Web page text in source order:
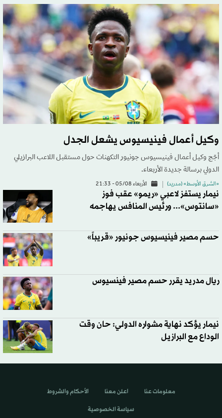
وكيل أعمال فينيسيوس يشعل الجدل
أجّج وكيل أعمال فينيسيوس جونيور التكهنات حول مستقبل اللاعب البرازيلي
الدولي برسالة جديدة الأربعاء.
«الشرق الأوسط» (مدريد) الأربعاء 05/08 - 21:33
نيمار يستفز لاعبي «ريمو» عقب فوز
«سانتوس»... ورئيس المنافس يهاجمه
حسم مصير فينيسيوس جونيور «قريباً»
ريال مدريد يقرر حسم مصير فينسيوس
نيمار يؤكد نهاية مشواره الدولي: حان وقت
الوداع مع البرازيل
معلومات عنا اعلن معنا الأحكام والشروط
سياسة الخصوصية